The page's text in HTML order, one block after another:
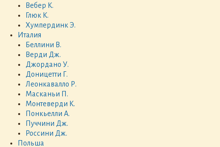
Вебер К.
Глюк К.
Хумпердинк Э.
Италия
Беллини В.
Верди Дж.
Джордано У.
Доницетти Г.
Леонкавалло Р.
Масканьи П.
Монтеверди К.
Понкьелли А.
Пуччини Дж.
Россини Дж.
Польша